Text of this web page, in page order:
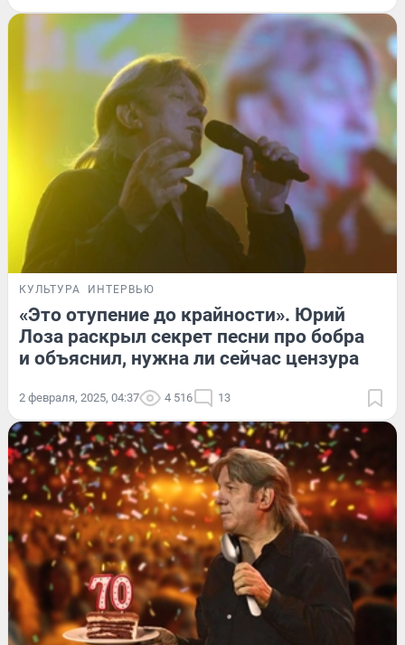
КУЛЬТУРА ИНТЕРВЬЮ
«Это отупение до крайности». Юрий
Лоза раскрыл секрет песни про бобра
и объяснил, нужна ли сейчас цензура
2 февраля, 2025, 04:37 4 516 13